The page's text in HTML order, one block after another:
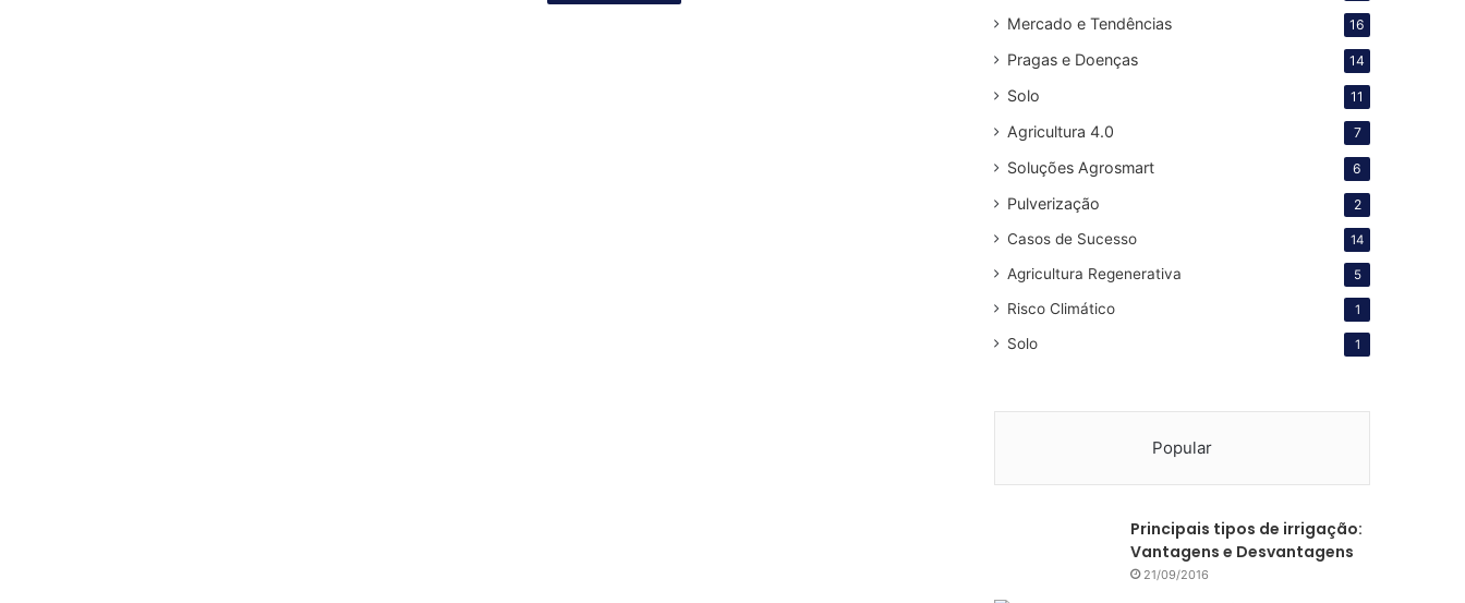
Mercado e Tendências 16
Pragas e Doenças 14
Solo 11
Agricultura 4.0 7
Soluções Agrosmart 6
Pulverização 2
Casos de Sucesso 14
Agricultura Regenerativa 5
Risco Climático 1
Solo 1
Popular
Principais tipos de irrigação:
Vantagens e Desvantagens
21/09/2016